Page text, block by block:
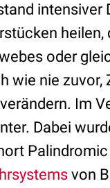
intensiver
heilen,
oder
wie nie zuvor,
Im
Dabei
von